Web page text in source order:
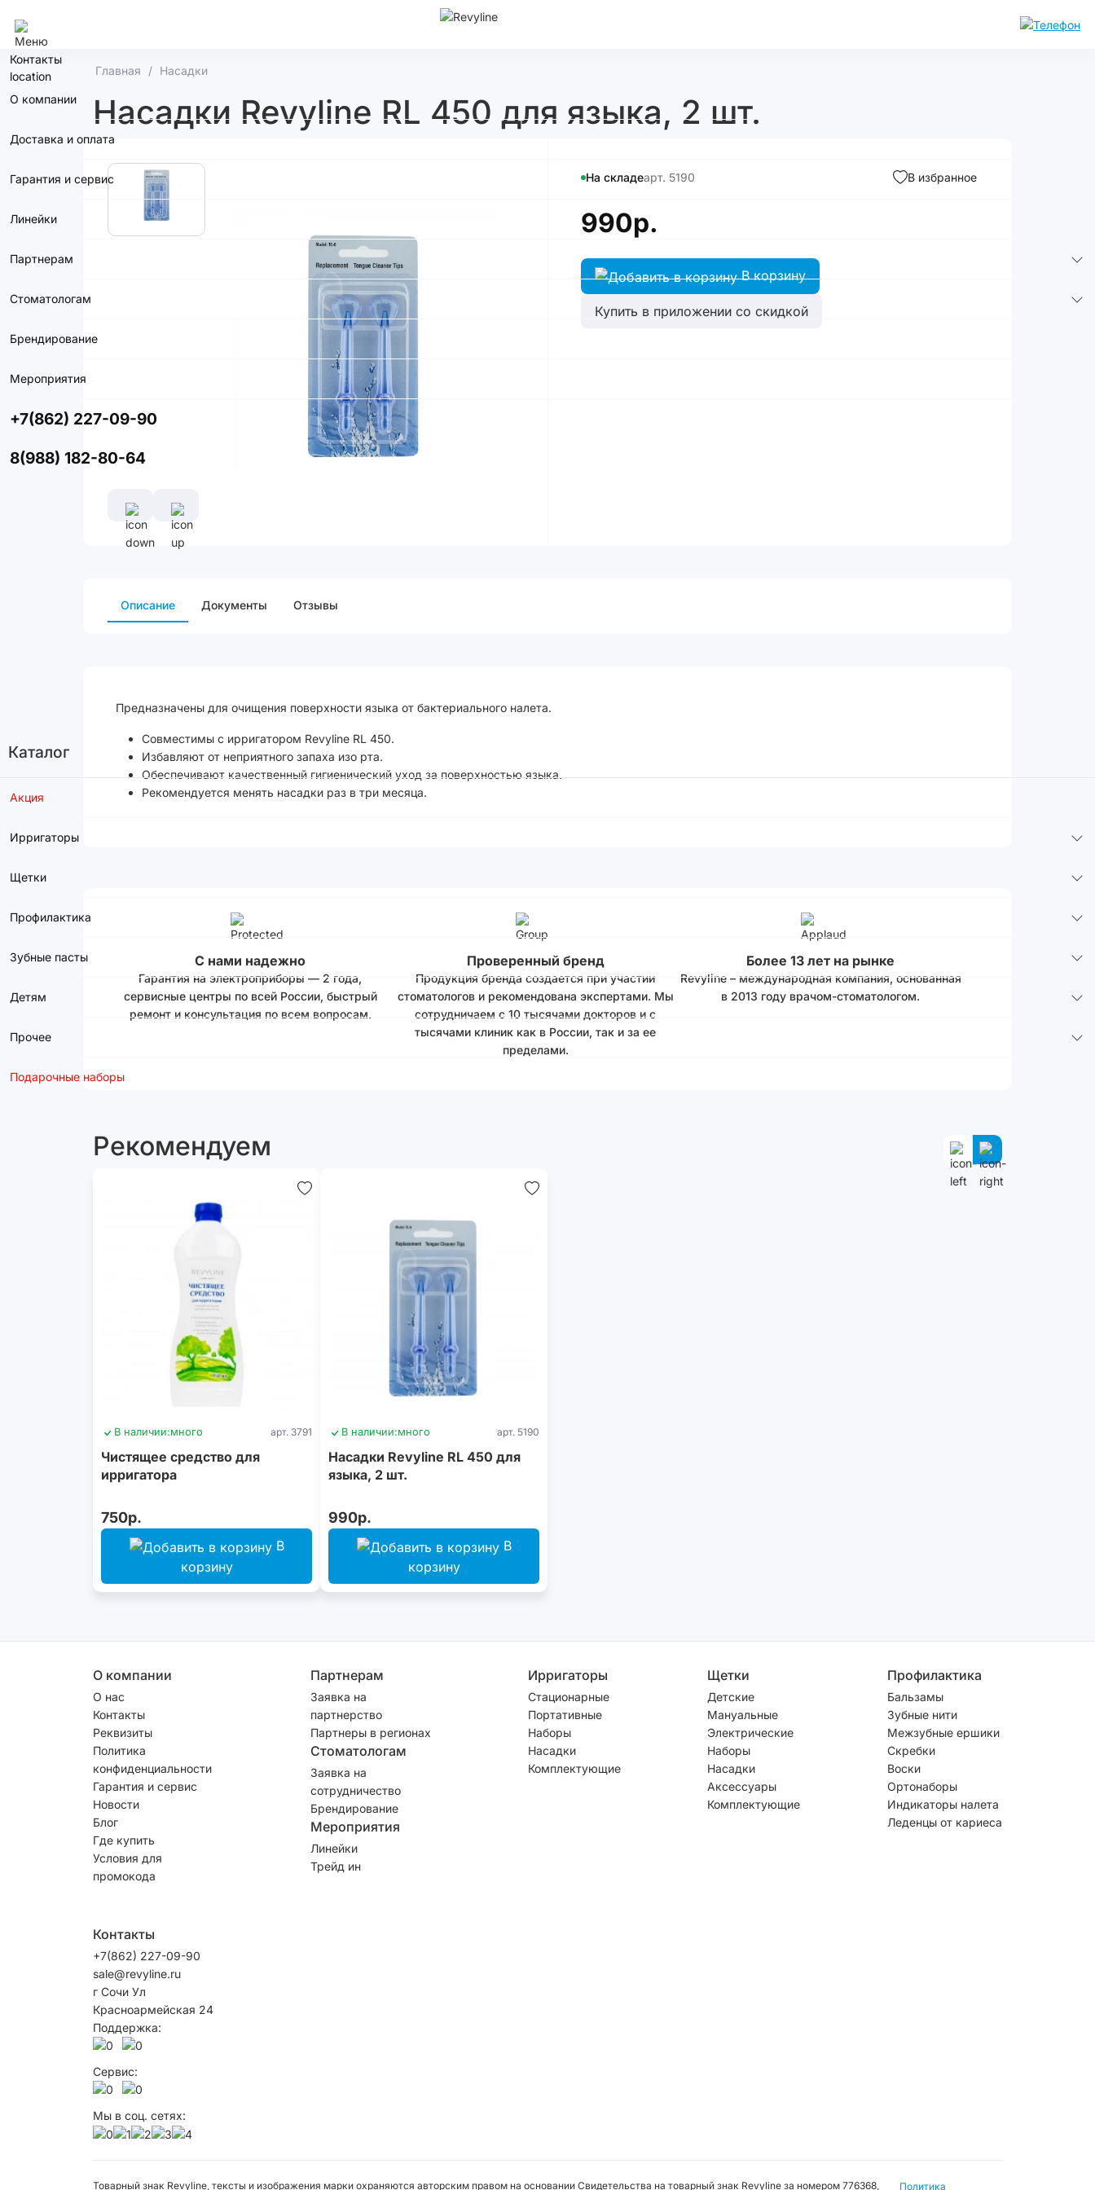
Контакты
О компании
Доставка и оплата
Гарантия и сервис
Линейки
Партнерам
Стоматологам
Брендирование
Мероприятия
+7(862) 227-09-90
8(988) 182-80-64
Каталог
Акция
Ирригаторы
Щетки
Профилактика
Зубные пасты
Детям
Прочее
Подарочные наборы
Главная Насадки
Насадки Revyline RL 450 для языка, 2 шт.
На складеарт. 5190 В избранное
990р.
В корзину
Купить в приложении со скидкой
Описание Документы Отзывы
Предназначены для очищения поверхности языка от бактериального налета.
Совместимы с ирригатором Revyline RL 450.
Избавляют от неприятного запаха изо рта.
Обеспечивают качественный гигиенический уход за поверхностью языка.
Рекомендуется менять насадки раз в три месяца.
С нами надежно
Гарантия на электроприборы — 2 года,
сервисные центры по всей России, быстрый
ремонт и консультация по всем вопросам.
Проверенный бренд
Продукция бренда создается при участии
стоматологов и рекомендована экспертами. Мы
сотрудничаем с 10 тысячами докторов и с
тысячами клиник как в России, так и за ее
пределами.
Более 13 лет на рынке
Revyline – международная компания, основанная
в 2013 году врачом-стоматологом.
Рекомендуем
В наличии:много арт. 3791
Чистящее средство для
ирригатора
750р.
В
корзину
В наличии:много арт. 5190
Насадки Revyline RL 450 для
языка, 2 шт.
990р.
В
корзину
О компании
О нас
Контакты
Реквизиты
Политика
конфиденциальности
Гарантия и сервис
Новости
Блог
Где купить
Условия для
промокода
Партнерам
Заявка на
партнерство
Партнеры в регионах
Стоматологам
Заявка на
сотрудничество
Брендирование
Мероприятия
Линейки
Трейд ин
Ирригаторы
Стационарные
Портативные
Наборы
Насадки
Комплектующие
Щетки
Детские
Мануальные
Электрические
Наборы
Насадки
Аксессуары
Комплектующие
Профилактика
Бальзамы
Зубные нити
Межзубные ершики
Скребки
Воски
Ортонаборы
Индикаторы налета
Леденцы от кариеса
Контакты
+7(862) 227-09-90
sale@revyline.ru
г Сочи Ул
Красноармейская 24
Поддержка:
Сервис:
Мы в соц. сетях:
Товарный знак Revyline, тексты и изображения марки охраняются авторским правом на основании Свидетельства на товарный знак Revyline за номером 776368, Политика